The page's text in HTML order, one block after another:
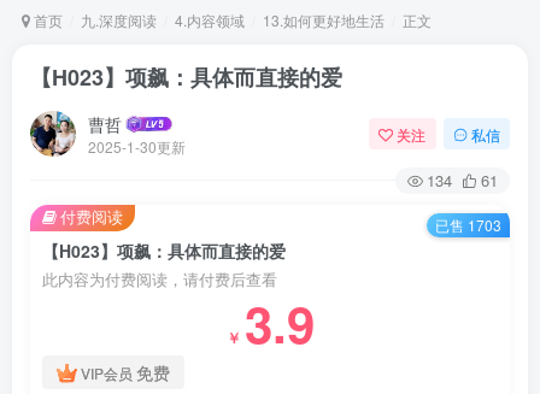
首页 九.深度阅读 4.内容领域 13.如何更好地生活 正文
【H023】项飙：具体而直接的爱
曹哲
2025-1-30更新
关注 私信
134 61
【H023】项飙：具体而直接的爱
此内容为付费阅读，请付费后查看
￥ 3.9
VIP会员 免费
付费阅读 已售 1703